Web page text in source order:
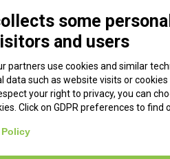
some
and users
partners use cookies and similar
data such as website visits or
your right to privacy, you can
Click on GDPR preferences to find
Policy